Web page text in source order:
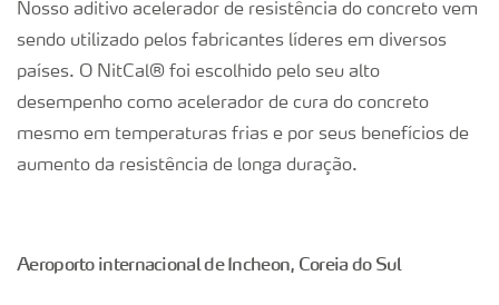
Nosso aditivo acelerador de resistência do concreto vem
sendo utilizado pelos fabricantes líderes em diversos
países. O NitCal® foi escolhido pelo seu alto
desempenho como acelerador de cura do concreto
mesmo em temperaturas frias e por seus benefícios de
aumento da resistência de longa duração.
Aeroporto internacional de Incheon, Coreia do Sul